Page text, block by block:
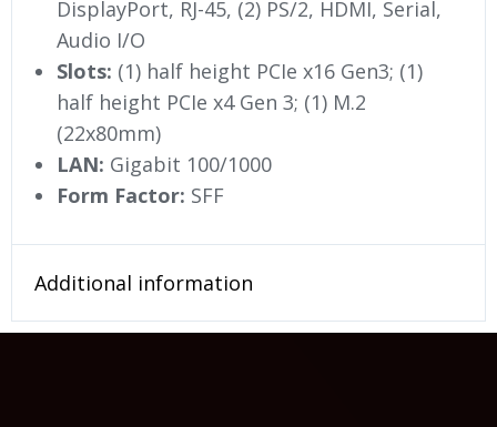
DisplayPort, RJ-45, (2) PS/2, HDMI, Serial,
Audio I/O
Slots: (1) half height PCIe x16 Gen3; (1)
half height PCIe x4 Gen 3; (1) M.2
(22x80mm)
LAN: Gigabit 100/1000
Form Factor: SFF
Additional information